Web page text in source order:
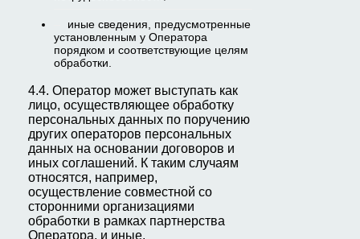
иные сведения, предусмотренные
установленным у Оператора
порядком и соответствующие целям
обработки.
4.4. Оператор может выступать как
лицо, осуществляющее обработку
персональных данных по поручению
других операторов персональных
данных на основании договоров и
иных соглашений. К таким случаям
относятся, например,
осуществление совместной со
сторонними организациями
обработки в рамках партнерства
Оператора, и иные.